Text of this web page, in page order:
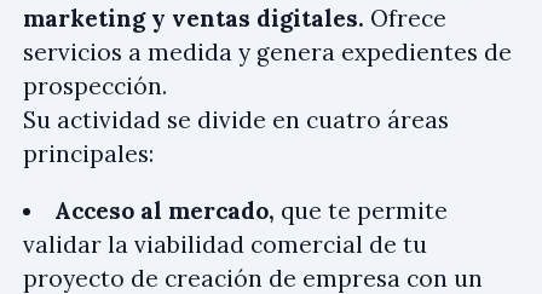
marketing y ventas digitales. Ofrece
servicios a medida y genera expedientes de
prospección.
Su actividad se divide en cuatro áreas
principales:
Acceso al mercado, que te permite
validar la viabilidad comercial de tu
proyecto de creación de empresa con un